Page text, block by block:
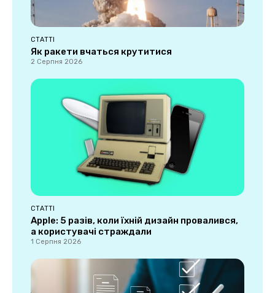
СТАТТІ
Як ракети вчаться крутитися
2 Серпня 2026
СТАТТІ
Apple: 5 разів, коли їхній дизайн провалився,
а користувачі страждали
1 Серпня 2026